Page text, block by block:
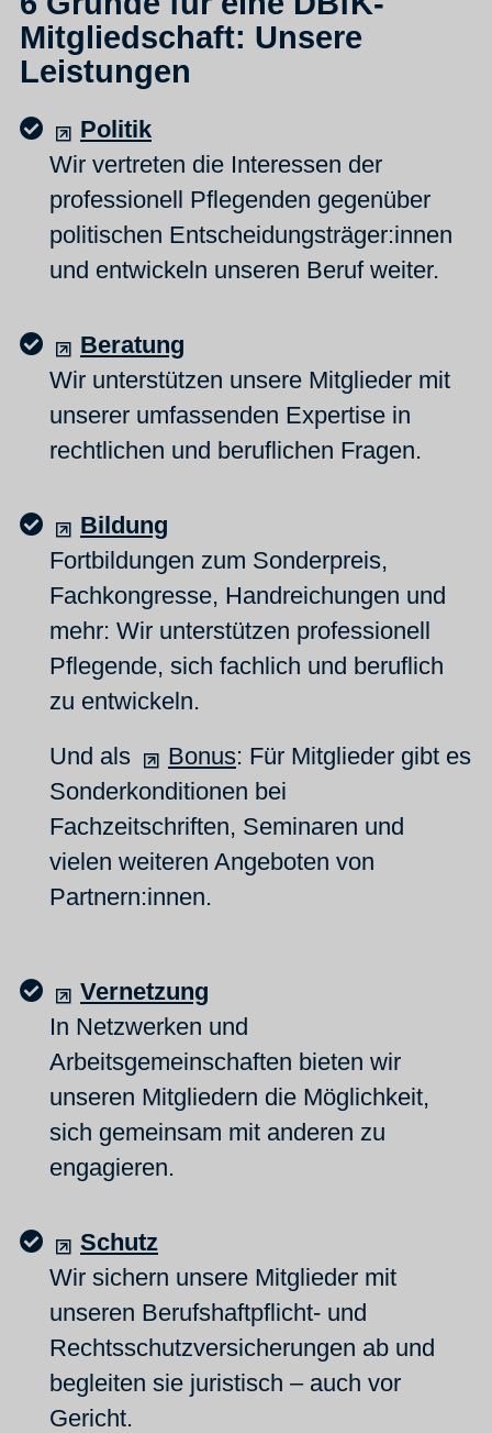
Mitgliedschaft: Unsere
Leistungen
Politik
Wir vertreten die Interessen der
professionell Pflegenden gegenüber
politischen Entscheidungsträger:innen
und entwickeln unseren Beruf weiter.
Beratung
Wir unterstützen unsere Mitglieder mit
unserer umfassenden Expertise in
rechtlichen und beruflichen Fragen.
Bildung
Fortbildungen zum Sonderpreis,
Fachkongresse, Handreichungen und
mehr: Wir unterstützen professionell
Pflegende, sich fachlich und beruflich
zu entwickeln.
Und als
Bonus: Für Mitglieder gibt es
Sonderkonditionen bei
Fachzeitschriften, Seminaren und
vielen weiteren Angeboten von
Partnern:innen.
Vernetzung
In Netzwerken und
Arbeitsgemeinschaften bieten wir
unseren Mitgliedern die Möglichkeit,
sich gemeinsam mit anderen zu
engagieren.
Schutz
Wir sichern unsere Mitglieder mit
unseren Berufshaftpflicht- und
Rechtsschutzversicherungen ab und
begleiten sie juristisch – auch vor
Gericht.